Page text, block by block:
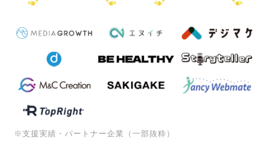
※支援実績・パートナー企業（一部抜粋）